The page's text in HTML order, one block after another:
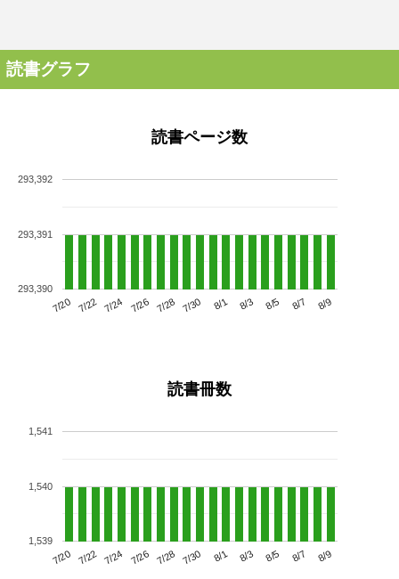
読書グラフ
読書ページ数
7/20 7/22 7/24 7/26 7/28 7/30 8/1 8/3 8/5 8/7 8/9
293,390
293,391
293,392
読書冊数
7/20 7/22 7/24 7/26 7/28 7/30 8/1 8/3 8/5 8/7 8/9
1,539
1,540
1,541